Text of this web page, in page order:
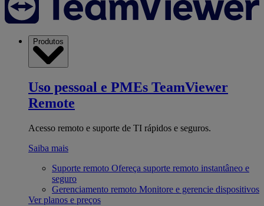
Produtos
Uso pessoal e PMEs TeamViewer
Remote
Acesso remoto e suporte de TI rápidos e seguros.
Saiba mais
Suporte remoto Ofereça suporte remoto instantâneo e
seguro
Gerenciamento remoto Monitore e gerencie dispositivos
Ver planos e preços